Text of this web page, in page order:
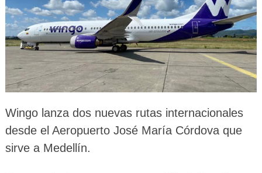
Wingo lanza dos nuevas rutas internacionales
desde el Aeropuerto José María Córdova que
sirve a Medellín.